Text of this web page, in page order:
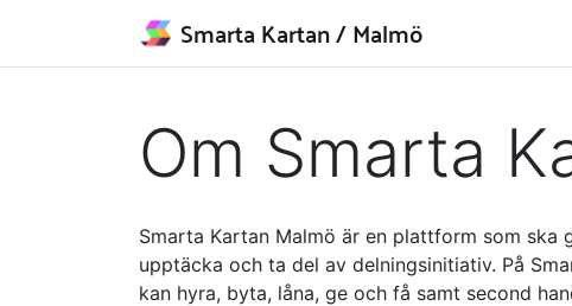
Smarta Kartan/ Malmö
Om Smarta
Smarta Kartan Malmö är en plattform som
upptäcka och ta del av delningsinitiativ. På
kan hyra, byta, låna, ge och få samt second